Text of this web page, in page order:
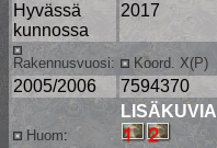
Hyvässä
kunnossa
2017
Rakennusvuosi: Koord. X(P)
2005/2006 7594370
Huom:
LISÄKUVIA